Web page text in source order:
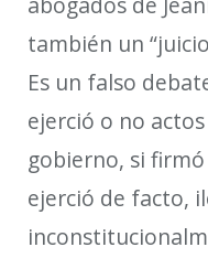
también un
Es un falso
ejerció o no
gobierno, si
ejerció de facto,